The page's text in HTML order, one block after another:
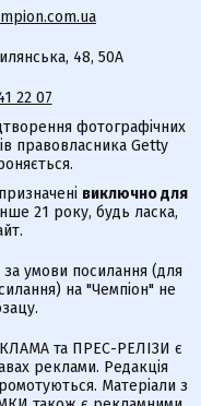
48, 50А
22 07
фотографічних
правовласника Getty
виключно для
21 року, будь ласка,
умови посилання (для
на "Чемпіон" не
та ПРЕС-РЕЛІЗИ є
реклами. Редакція
Матеріали з